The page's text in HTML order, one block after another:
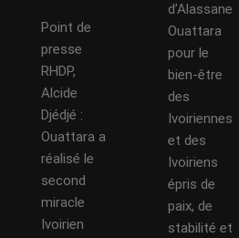
Point de
presse
RHDP,
Alcide
Djédjé :
Ouattara a
réalisé le
second
miracle
Ivoirien
d’Alassane
Ouattara
pour le
bien-être
des
Ivoiriennes
et des
Ivoiriens
épris de
paix, de
stabilité et